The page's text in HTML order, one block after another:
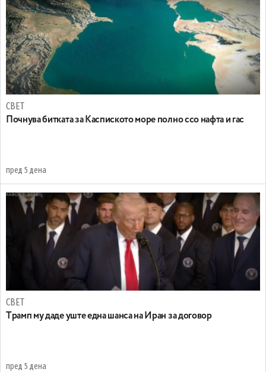
СВЕТ
Почнува битката за Каспиското море полно ссо нафта и гас
пред 5 дена
СВЕТ
Tрамп му даде уште една шанса на Иран за договор
пред 5 дена